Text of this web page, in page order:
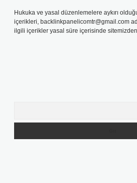
Hukuka ve yasal düzenlemelere aykırı
içerikleri, backlinkpanelicomtr@gmail.com
ilgili içerikler yasal süre içerisinde sitemizden